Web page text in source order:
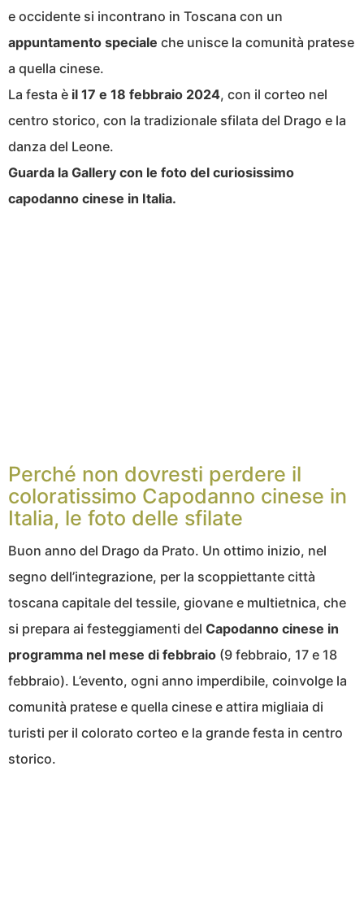
e occidente si incontrano in Toscana con un
appuntamento speciale che unisce la comunità pratese
a quella cinese.
La festa è il 17 e 18 febbraio 2024, con il corteo nel
centro storico, con la tradizionale sfilata del Drago e la
danza del Leone.
Guarda la Gallery con le foto del curiosissimo
capodanno cinese in Italia.
Perché non dovresti perdere il
coloratissimo Capodanno cinese in
Italia, le foto delle sfilate
Buon anno del Drago da Prato. Un ottimo inizio, nel
segno dell’integrazione, per la scoppiettante città
toscana capitale del tessile, giovane e multietnica, che
si prepara ai festeggiamenti del Capodanno cinese in
programma nel mese di febbraio (9 febbraio, 17 e 18
febbraio). L’evento, ogni anno imperdibile, coinvolge la
comunità pratese e quella cinese e attira migliaia di
turisti per il colorato corteo e la grande festa in centro
storico.